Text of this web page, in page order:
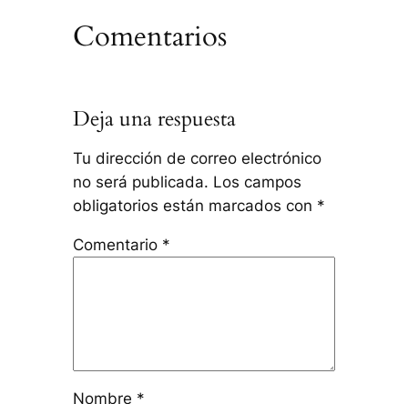
Comentarios
Deja una respuesta
Tu dirección de correo electrónico
no será publicada. Los campos
obligatorios están marcados con *
Comentario *
Nombre *